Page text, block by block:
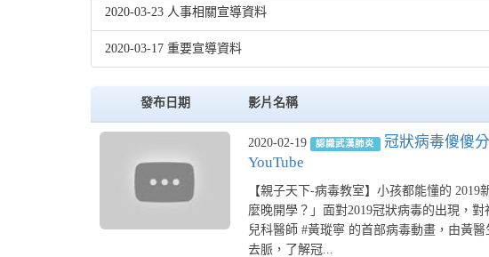
2020-03-23 人事相關宣導資料
2020-03-17 重要宣導資料
發布日期 影片名稱
2020-02-19 認識武漢肺炎
冠狀病毒傻傻
YouTube
【親子天下-病毒教室】小孩都能懂的
麼晚開學？」面對2019冠狀病毒的出現，
兒科醫師 #黃瑽寧 的首部病毒動畫，由黃
去脈，了解冠...